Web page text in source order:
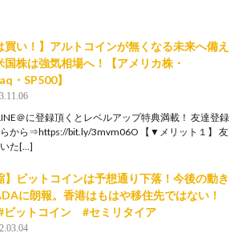
買い！】アルトコインが無くなる未来へ備え
国株は強気相場へ！【アメリカ株・
・SP500】
＠に登録頂くとレベルアップ特典満載！ 友達登録
から⇒https://bit.ly/3mvm06O 【▼メリット１】 友
た[…]
】ビットコインは予想通り下落！今後の動き
に朗報。香港はもはや移住先ではない！
ビットコイン #セミリタイア